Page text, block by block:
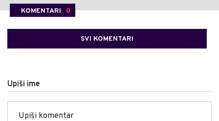
KOMENTARI 0
SVI KOMENTARI
Upiši ime